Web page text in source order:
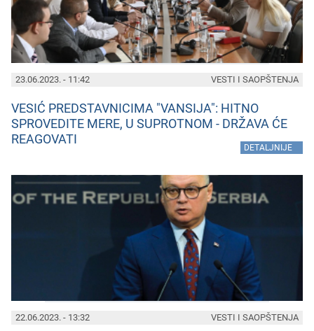
23.06.2023. - 11:42
VESIĆ PREDSTAVNICIMA "VANSIJA": HITNO
SPROVEDITE MERE, U SUPROTNOM - DRŽAVA ĆE
REAGOVATI
DETALJNIJE
VESTI I SAOPŠTENJA
22.06.2023. - 13:32 VESTI I SAOPŠTENJA